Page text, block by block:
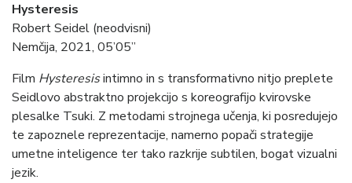
Hysteresis
Robert Seidel (neodvisni)
Nemčija, 2021, 05’05”
Film Hysteresisintimno in s transformativno nitjo preplete
Seidlovo abstraktno projekcijo s koreografijo kvirovske
plesalke Tsuki. Z metodami strojnega učenja, ki posredujejo
te zapoznele reprezentacije, namerno popači strategije
umetne inteligence ter tako razkrije subtilen, bogat vizualni
jezik.